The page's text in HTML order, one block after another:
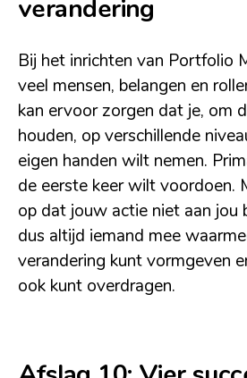
verandering
Bij het inrichten van Portfolio
veel mensen, belangen en
kan ervoor zorgen dat je, om
houden, op verschillende
eigen handen wilt nemen.
de eerste keer wilt voordoen.
op dat jouw actie niet aan jou
dus altijd iemand mee
verandering kunt vormgeven
ook kunt overdragen.